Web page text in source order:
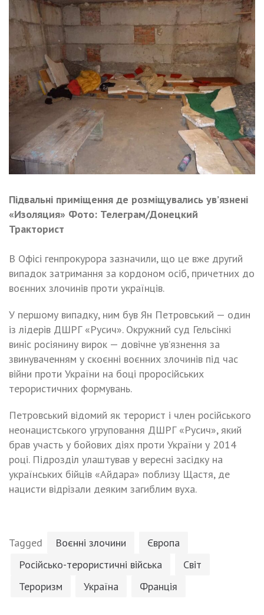
Підвальні приміщення де розміщувались ув’язнені
«Изоляция» Фото: Телеграм/Донецкий
Тракторист
В Офісі генпрокурора зазначили, що це вже другий
випадок затримання за кордоном осіб, причетних до
воєнних злочинів проти українців.
У першому випадку, ним був Ян Петровський — один
із лідерів ДШРГ «Русич». Окружний суд Гельсінкі
виніс росіянину вирок — довічне ув’язнення за
звинуваченням у скоєнні воєнних злочинів під час
війни проти України на боці проросійських
терористичних формувань.
Петровський відомий як терорист і член російського
неонацистського угруповання ДШРГ «Русич», який
брав участь у бойових діях проти України у 2014
році. Підрозділ улаштував у вересні засідку на
українських бійців «Айдара» поблизу Щастя, де
нацисти відрізали деяким загиблим вуха.
Tagged Воєнні злочини
Європа
Російсько-терористичні війська
Світ
Тероризм
Україна Франція